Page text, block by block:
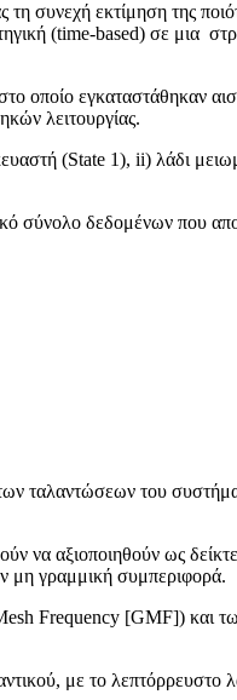
συνεχή εκτίμηση της
(time-based) σε μια
οποίο εγκαταστάθηκαν
λειτουργίας.
(State 1), ii) λάδι
σύνολο δεδομένων που
ταλαντώσεων του
να αξιοποιηθούν ως
μη γραμμική συμπεριφορά.
Frequency [GMF]) και
με το λεπτόρρευστο